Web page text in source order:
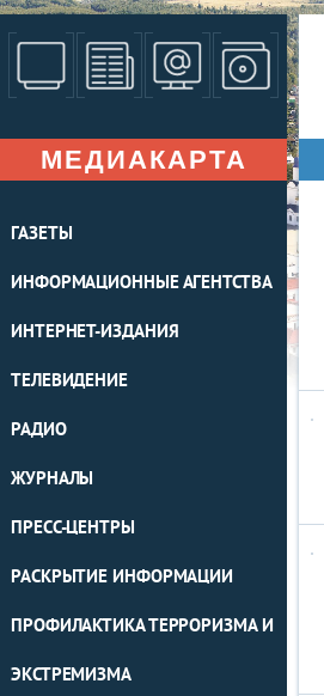
МЕДИАКАРТА
ГАЗЕТЫ
ИНФОРМАЦИОННЫЕ АГЕНТСТВА
ИНТЕРНЕТ-ИЗДАНИЯ
ТЕЛЕВИДЕНИЕ
РАДИО
ЖУРНАЛЫ
ПРЕСС-ЦЕНТРЫ
РАСКРЫТИЕ ИНФОРМАЦИИ
ПРОФИЛАКТИКА ТЕРРОРИЗМА И
ЭКСТРЕМИЗМА